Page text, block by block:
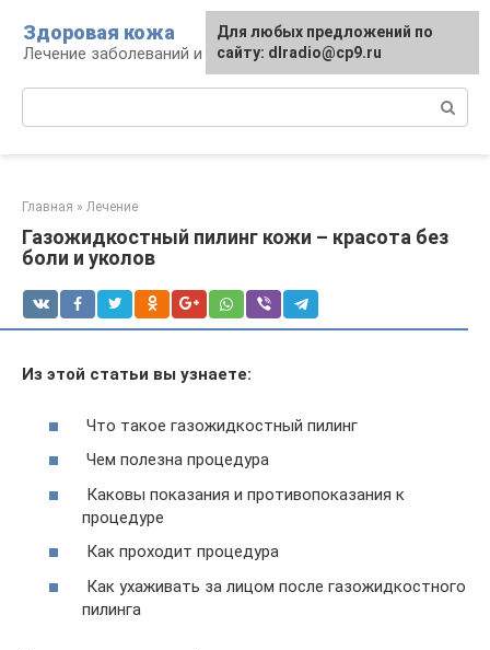
контенту
Здоровая кожа
Лечение заболеваний и уход за кожей
Главная » Лечение
Газожидкостный пилинг кожи – красота без
боли и уколов
Из этой статьи вы узнаете:
Что такое газожидкостный пилинг
Чем полезна процедура
Каковы показания и противопоказания к
процедуре
Как проходит процедура
Как ухаживать за лицом после газожидкостного
пилинга
Для любых предложений по
сайту: dlradio@cp9.ru